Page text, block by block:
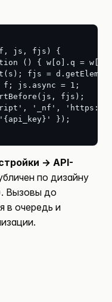
js, fjs) {
() { w[o].q =
fjs =
js.async = 1;
fjs);
'_nf',
});
→ API-
по дизайну
Вызовы до
в очередь и